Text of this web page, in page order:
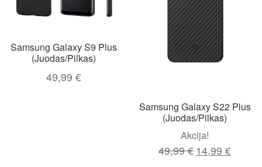
Samsung Galaxy S9 Plus
(Juodas/Pilkas)
49,99€
Samsung Galaxy S22 Plus
(Juodas/Pilkas)
Akcija!
49,99€ Original
14,99€Current